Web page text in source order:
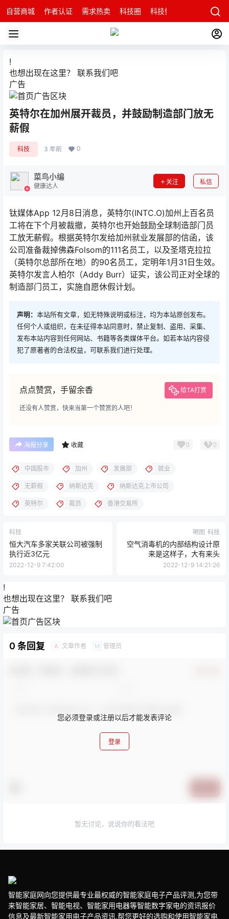
自营商城 作者认证 需求热卖 科技圈 科技快讯 智能科技问
!
也想出现在这里？ 联系我们吧
广告
英特尔在加州展开裁员，并鼓励制造部门放无
薪假
科技 3 年前 0
菜鸟小编
健康达人
关注 私信
钛媒体App 12月8日消息，英特尔(INTC.O)加州上百名员
工将在下个月被裁撤，英特尔也开始鼓励全球制造部门员
工放无薪假。根据英特尔发给加州就业发展部的信函，该
公司准备裁掉佛森Folsom的111名员工，以及圣塔克拉拉
（英特尔总部所在地）的90名员工，定明年1月31日生效。
英特尔发言人柏尔（Addy Burr）证实，该公司正对全球的
制造部门员工，实施自愿休假计划。
声明： 本站所有文章，如无特殊说明或标注，均为本站原创发布。
任何个人或组织，在未征得本站同意时，禁止复制、盗用、采集、
发布本站内容到任何网站、书籍等各类媒体平台。如若本站内容侵
犯了原著者的合法权益，可联系我们进行处理。
点点赞赏，手留余香 给TA打赏
还没有人赞赏，快来当第一个赞赏的人吧！
海报分享 收藏 0 0
中国股市 加州 发展部 就业
无薪假 纳斯达克 纳斯达克上市公司
英特尔 裁员 香港交易所
科技
恒大汽车多家关联公司被强制
执行近3亿元
2022-12-9 7:42:00
嗮图 科技
空气消毒机的内部结构设计原
来是这样子，大有来头
2022-12-9 14:21:26
!
也想出现在这里？ 联系我们吧
广告
0 条回复 A 文章作者 M 管理员
您必须登录或注册以后才能发表评论
登录
暂无讨论，说说你的看法吧
智能家庭网向您提供最专业最权威的智能家庭电子产品评测,为您带
来智能家居、智能电视、智能家用电器等智能数字家电的资讯报价
信息及最新智能家用电子产品资讯,帮您更好的选购和使用智能家电